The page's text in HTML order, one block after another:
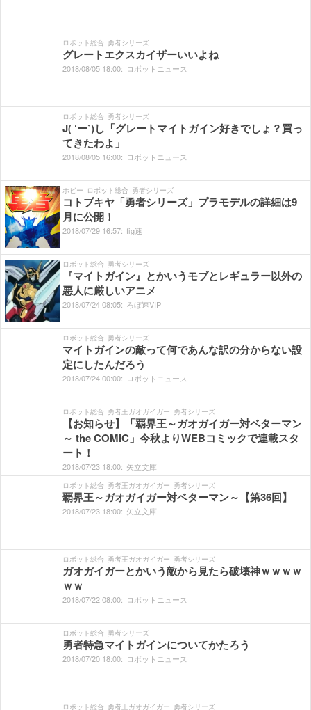
ロボット総合 勇者シリーズ
グレートエクスカイザーいいよね
2018/08/05 18:00: ロボットニュース
ロボット総合 勇者シリーズ
J( ‘ー`)し「グレートマイトガイン好きでしょ？買っ
てきたわよ」
2018/08/05 16:00: ロボットニュース
ホビー ロボット総合 勇者シリーズ
コトブキヤ「勇者シリーズ」プラモデルの詳細は9
月に公開！
2018/07/29 16:57: fig速
ロボット総合 勇者シリーズ
『マイトガイン』とかいうモブとレギュラー以外の
悪人に厳しいアニメ
2018/07/2408:05: ろぼ速VIP
ロボット総合 勇者シリーズ
マイトガインの敵って何であんな訳の分からない設
定にしたんだろう
2018/07/2400:00: ロボットニュース
ロボット総合 勇者王ガオガイガー 勇者シリーズ
【お知らせ】「覇界王～ガオガイガー対ベターマン
～ the COMIC」今秋よりWEBコミックで連載スタ
ート！
2018/07/23 18:00: 矢立文庫
ロボット総合 勇者王ガオガイガー 勇者シリーズ
覇界王～ガオガイガー対ベターマン～【第36回】
2018/07/23 18:00: 矢立文庫
ロボット総合 勇者王ガオガイガー 勇者シリーズ
ガオガイガーとかいう敵から見たら破壊神ｗｗｗｗ
ｗｗ
2018/07/2208:00: ロボットニュース
ロボット総合 勇者シリーズ
勇者特急マイトガインについてかたろう
2018/07/20 18:00: ロボットニュース
ロボット総合 勇者王ガオガイガー 勇者シリーズ